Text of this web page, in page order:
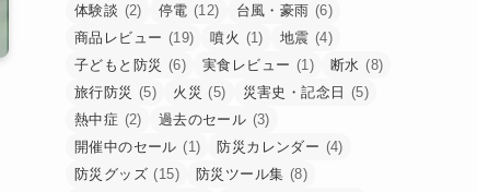
体験談 (2) 停電 (12) 台風・豪雨 (6)
商品レビュー (19) 噴火 (1) 地震 (4)
子どもと防災 (6) 実食レビュー (1) 断水 (8)
旅行防災 (5) 火災 (5) 災害史・記念日 (5)
熱中症 (2) 過去のセール (3)
開催中のセール (1) 防災カレンダー (4)
防災グッズ (15) 防災ツール集 (8)